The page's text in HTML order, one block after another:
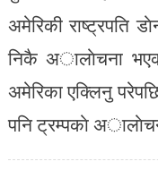
अमेरिकी राष्ट्रपति
निकै अालाेचना
अमेरिका एक्लिनु
पनि ट्रम्पकाे